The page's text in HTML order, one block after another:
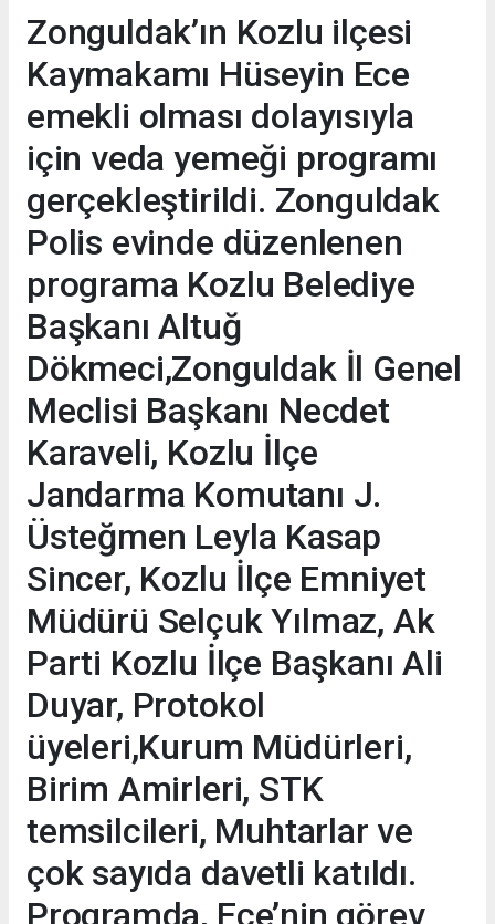
Zonguldak’ın Kozlu ilçesi
Kaymakamı Hüseyin Ece
emekli olması dolayısıyla
için veda yemeği programı
gerçekleştirildi. Zonguldak
Polis evinde düzenlenen
programa Kozlu Belediye
Başkanı Altuğ
Dökmeci,Zonguldak İl Genel
Meclisi Başkanı Necdet
Karaveli, Kozlu İlçe
Jandarma Komutanı J.
Üsteğmen Leyla Kasap
Sincer, Kozlu İlçe Emniyet
Müdürü Selçuk Yılmaz, Ak
Parti Kozlu İlçe Başkanı Ali
Duyar, Protokol
üyeleri,Kurum Müdürleri,
Birim Amirleri, STK
temsilcileri, Muhtarlar ve
çok sayıda davetli katıldı.
Programda, Ece’nin görev